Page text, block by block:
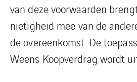
van deze voorwaarden
nietigheid mee van de
de overeenkomst. De
Weens Koopverdrag wordt